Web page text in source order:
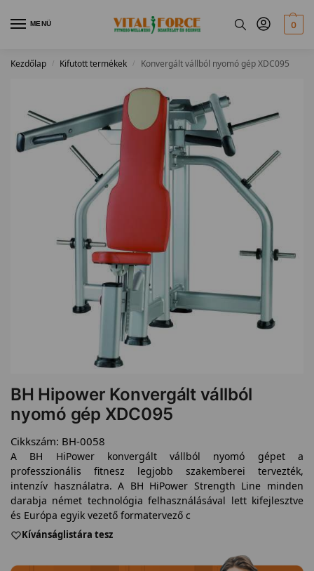
MENÜ 0
Kezdőlap / Kifutott termékek / Konvergált vállból nyomó gép XDC095
BH Hipower Konvergált vállból
nyomó gép XDC095
Cikkszám: BH-0058
A BH HiPower konvergált vállból nyomó gépet a
professzionális fitnesz legjobb szakemberei tervezték,
intenzív használatra. A BH HiPower Strength Line minden
darabja német technológia felhasználásával lett kifejlesztve
és Európa egyik vezető formatervező c
Kívánságlistára tesz